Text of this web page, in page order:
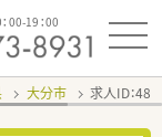
00-19：00
大分市 求人ID：